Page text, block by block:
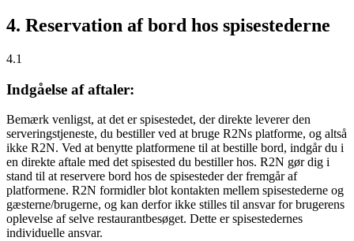
4. Reservation af bord hos spisestederne
4.1
Indgåelse af aftaler:
Bemærk venligst, at det er spisestedet, der direkte leverer den
serveringstjeneste, du bestiller ved at bruge R2Ns platforme, og altså
ikke R2N. Ved at benytte platformene til at bestille bord, indgår du i
en direkte aftale med det spisested du bestiller hos. R2N gør dig i
stand til at reservere bord hos de spisesteder der fremgår af
platformene. R2N formidler blot kontakten mellem spisestederne og
gæsterne/brugerne, og kan derfor ikke stilles til ansvar for brugerens
oplevelse af selve restaurantbesøget. Dette er spisestedernes
individuelle ansvar.